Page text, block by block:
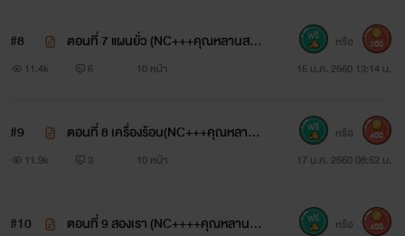
#8
ตอนที่ 7 แผนยั่ว (NC+++คุณหลานสาย
ยั่วกับคุณลุงสุดหื่น)
11.4k 6 10 หน้า 15 ม.ค. 2560 13:14 น.
หรือ 300
#9
ตอนที่ 8 เครื่องร้อน(NC+++คุณหลานส
ายยั่วกับคุณลุงสุดหื่น)
11.9k 3 10 หน้า 17 ม.ค. 2560 08:52 น.
หรือ 400
#10
ตอนที่ 9 สองเรา (NC++++คุณหลานสา
หรือ 400